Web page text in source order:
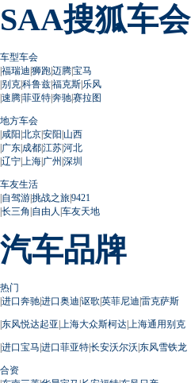
SAA搜狐车会
车型车会
|福瑞迪|狮跑|迈腾|宝马
|别克|科鲁兹|福克斯|乐风
|速腾|菲亚特|奔驰|赛拉图
地方车会
|咸阳|北京|安阳|山西
|广东|成都|江苏|河北
|辽宁| 上海|广州 |深圳
车友生活
|自驾游|挑战之旅|9421
|长三角 |自由人 |车友天地
汽车品牌
热门
|进口奔驰|进口奥迪|讴歌|英菲尼迪|雷克萨斯
|东风悦达起亚| 上海大众斯柯达| 上海通用别克
|进口宝马|进口菲亚特|长安沃尔沃|东风雪铁龙
合资